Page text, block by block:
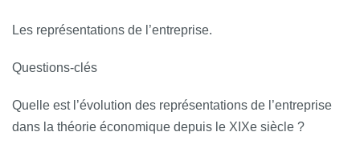
Les représentations de l’entreprise.
Questions-­clés
Quelle est l’évolution des représentations de l’entreprise
dans la théorie économique depuis le XIXe siècle ?